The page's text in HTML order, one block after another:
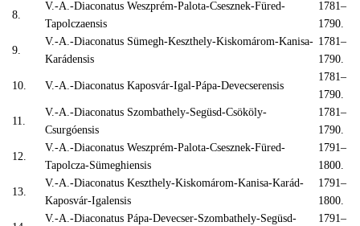
8.
V.-A.-Diaconatus Weszprém-Palota-Csesznek-Füred-
Tapolczaensis
1781–
1790.
9.
V.-A.-Diaconatus Sümegh-Keszthely-Kiskomárom-Kanisa-
Karádensis
1781–
1790.
10. V.-A.-Diaconatus Kaposvár-Igal-Pápa-Devecserensis
1781–
1790.
11.
V.-A.-Diaconatus Szombathely-Següsd-Csököly-
Csurgóensis
1781–
1790.
12.
V.-A.-Diaconatus Weszprém-Palota-Csesznek-Füred-
Tapolcza-Sümeghiensis
1791–
1800.
13.
V.-A.-Diaconatus Keszthely-Kiskomárom-Kanisa-Karád-
Kaposvár-Igalensis
1791–
1800.
V.-A.-Diaconatus Pápa-Devecser-Szombathely-Següsd-
1791–